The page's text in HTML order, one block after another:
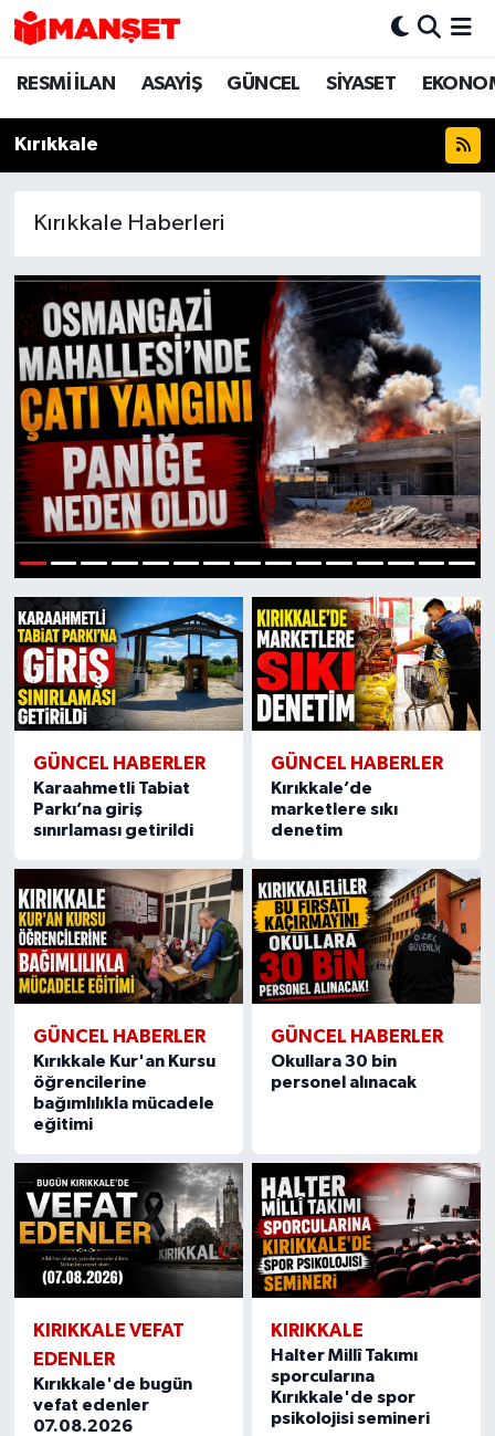
RESMİ İLAN ASAYİŞ GÜNCEL SİYASET
Kırıkkale
Kırıkkale Haberleri
GÜNCEL HABERLER
Karaahmetli Tabiat
Parkı’na giriş
sınırlaması getirildi
GÜNCEL HABERLER
Kırıkkale’de
marketlere sıkı
denetim
GÜNCEL HABERLER
Kırıkkale Kur'an Kursu
öğrencilerine
bağımlılıkla mücadele
eğitimi
GÜNCEL HABERLER
Okullara 30 bin
personel alınacak
KIRIKKALE VEFAT
EDENLER
Kırıkkale'de bugün
vefat edenler
07.08.2026
KIRIKKALE
Halter Millî Takımı
sporcularına
Kırıkkale'de spor
psikolojisi semineri
Hava Durumu
Trafik Durumu
Son Dakika Haberleri
Haber Arşivi